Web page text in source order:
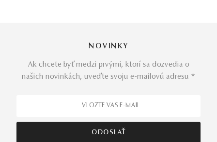
NOVINKY
Ak chcete byť medzi prvými, ktorí sa dozvedia o
našich novinkách, uveďte svoju e-mailovú adresu *